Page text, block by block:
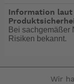
der Racer auf
Ein sportlicher
-- Auf
Information laut
Bei sachgemäßer
Risiken bekannt.
Wir